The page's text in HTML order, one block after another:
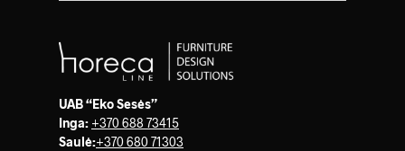
UAB “Eko Sesės”
Inga: +370 688 73415
Saulė:+370 680 71303